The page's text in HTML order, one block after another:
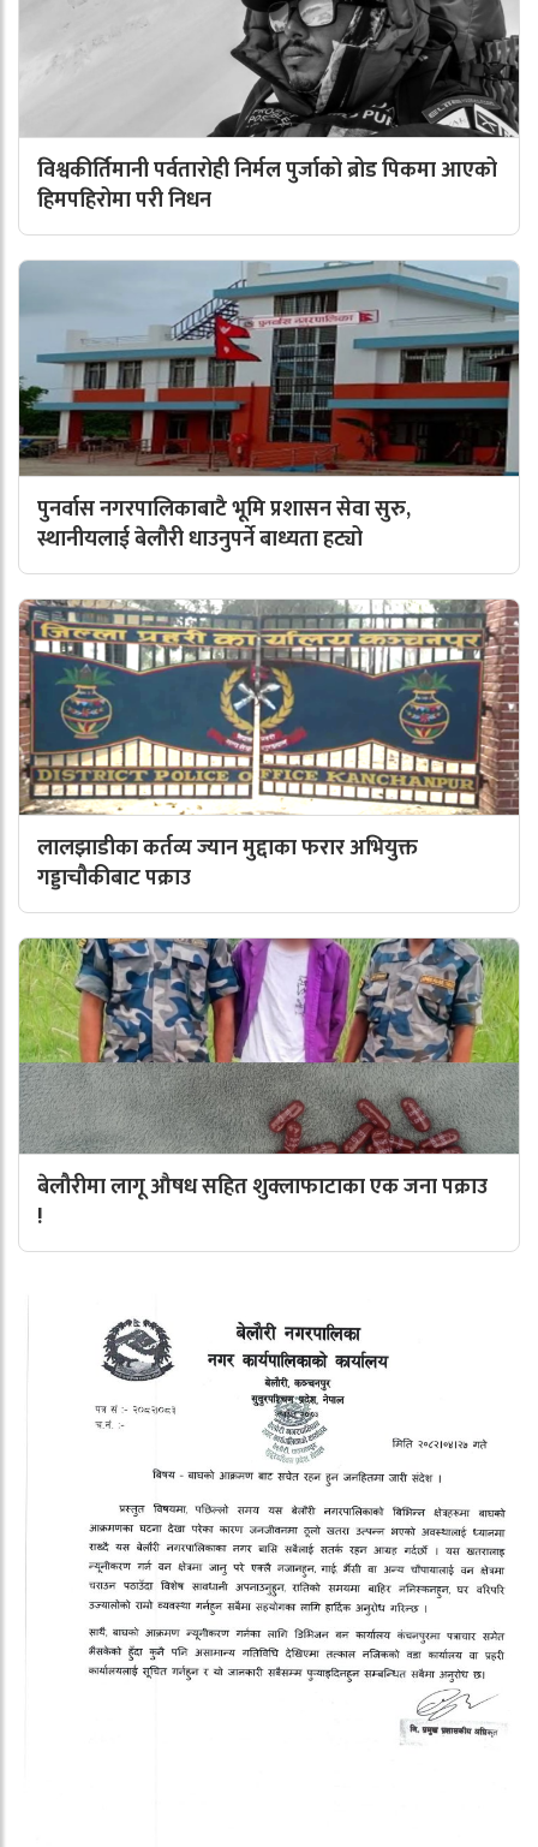
विश्वकीर्तिमानी पर्वतारोही निर्मल पुर्जाको ब्रोड पिकमा आएको
हिमपहिरोमा परी निधन
पुनर्वास नगरपालिकाबाटै भूमि प्रशासन सेवा सुरु,
स्थानीयलाई बेलौरी धाउनुपर्ने बाध्यता हट्यो
लालझाडीका कर्तव्य ज्यान मुद्दाका फरार अभियुक्त
गड्डाचौकीबाट पक्राउ
बेलौरीमा लागू औषध सहित शुक्लाफाटाका एक जना पक्राउ
!